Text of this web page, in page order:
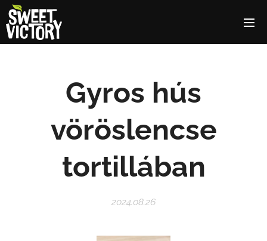
Gyros hús
vöröslencse
tortillában
2024.08.26